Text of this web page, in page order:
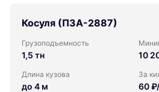
Косуля (ПЗА-2887)
Грузоподъемность
1,5 тн 10
Длина кузова
до 4 м
За
60